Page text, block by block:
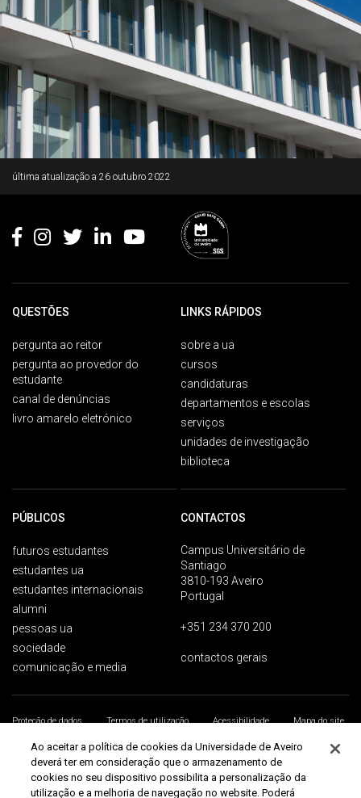
última atualização a 26 outubro 2022
QUESTÕES
pergunta ao reitor
pergunta ao provedor do
estudante
canal de denúncias
livro amarelo eletrónico
LINKS RÁPIDOS
sobre a ua
cursos
candidaturas
departamentos e escolas
serviços
unidades de investigação
biblioteca
PÚBLICOS
futuros estudantes
estudantes ua
estudantes internacionais
alumni
pessoas ua
sociedade
comunicação e media
CONTACTOS
Campus Universitário de
Santiago
3810-193 Aveiro
Portugal
+351 234 370 200
contactos gerais
Proteção de dados Termos de utilização Acessibilidade
Mapa do site
Universidade de Aveiro 2026
Ao aceitar a política de cookies da Universidade de Aveiro
deverá ter em consideração que o armazenamento de
cookies no seu dispositivo possibilita a personalização da
utilização e a melhoria de navegação no website. Poderá